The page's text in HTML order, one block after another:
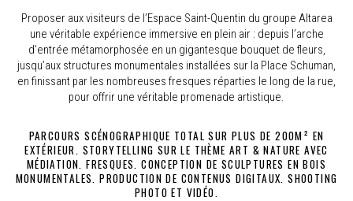
Proposer aux visiteurs de l’Espace Saint-Quentin du groupe Altarea
une véritable expérience immersive en plein air : depuis l’arche
d’entrée métamorphosée en un gigantesque bouquet de fleurs,
jusqu’aux structures monumentales installées sur la Place Schuman,
en finissant par les nombreuses fresques réparties le long de la rue,
pour offrir une véritable promenade artistique.
PARCOURS SCÉNOGRAPHIQUE TOTAL SUR PLUS DE 200M² EN
EXTÉRIEUR. STORYTELLING SUR LE THÈME ART & NATURE AVEC
MÉDIATION. FRESQUES. CONCEPTION DE SCULPTURES EN BOIS
MONUMENTALES. PRODUCTION DE CONTENUS DIGITAUX. SHOOTING
PHOTO ET VIDÉO.